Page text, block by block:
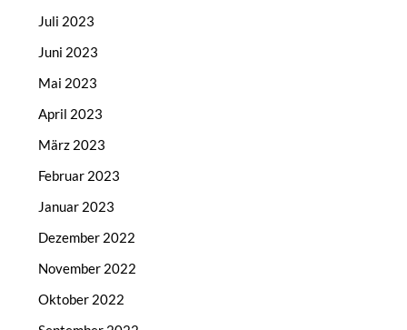
Juli 2023
Juni 2023
Mai 2023
April 2023
März 2023
Februar 2023
Januar 2023
Dezember 2022
November 2022
Oktober 2022